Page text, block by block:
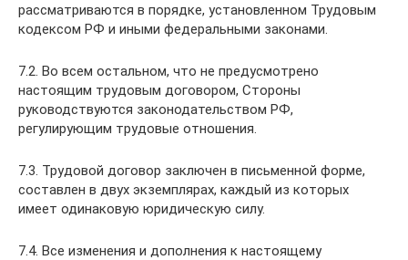
рассматриваются в порядке, установленном Трудовым
кодексом РФ и иными федеральными законами.
7.2. Во всем остальном, что не предусмотрено
настоящим трудовым договором, Стороны
руководствуются законодательством РФ,
регулирующим трудовые отношения.
7.3. Трудовой договор заключен в письменной форме,
составлен в двух экземплярах, каждый из которых
имеет одинаковую юридическую силу.
7.4. Все изменения и дополнения к настоящему